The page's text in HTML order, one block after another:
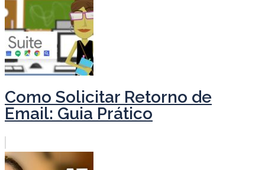
Como Solicitar Retorno de
Email: Guia Prático